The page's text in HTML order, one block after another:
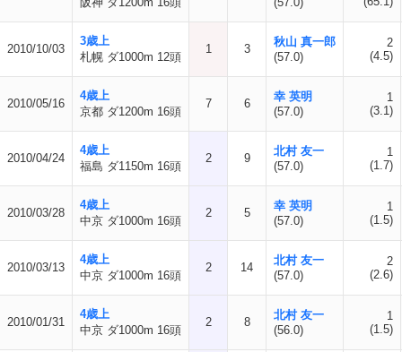
2010/10/03
3歳上
札幌 ダ1000m 12頭
1 3
秋山 真一郎
(57.0)
2
(4.5)
2010/05/16
4歳上
京都 ダ1200m 16頭
7 6
幸 英明
(57.0)
1
(3.1)
2010/04/24
4歳上
福島 ダ1150m 16頭
2 9
北村 友一
(57.0)
1
(1.7)
2010/03/28
4歳上
中京 ダ1000m 16頭
2 5
幸 英明
(57.0)
1
(1.5)
2010/03/13
4歳上
中京 ダ1000m 16頭
2 14
北村 友一
(57.0)
2
(2.6)
2010/01/31
4歳上
中京 ダ1000m 16頭
2 8
北村 友一
(56.0)
1
(1.5)